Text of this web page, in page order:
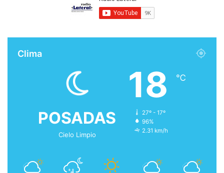
Clima
POSADAS
Cielo Limpio
18 ℃
27º - 17º
96%
2.31 km/h